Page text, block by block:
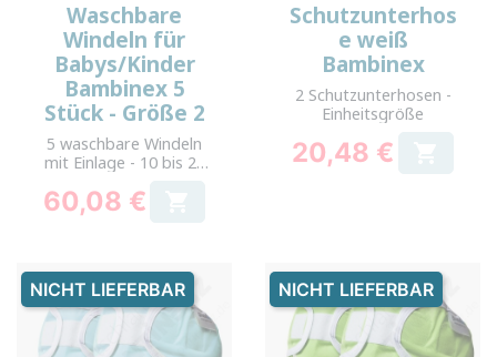
Waschbare
Windeln für
Babys/Kinder
Bambinex 5
Stück - Größe 2
5 waschbare Windeln
mit Einlage - 10 bis 20
Preis
60,08 €
Schutzunterhos
e weiß
Bambinex
2 Schutzunterhosen -
Einheitsgröße
Preis
20,48 €
NICHT LIEFERBAR NICHT LIEFERBAR